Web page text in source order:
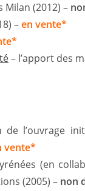
Milan (2012) –
–en vente*
– l’apport des
l’ouvrage
vente*
(en
(2005) – non